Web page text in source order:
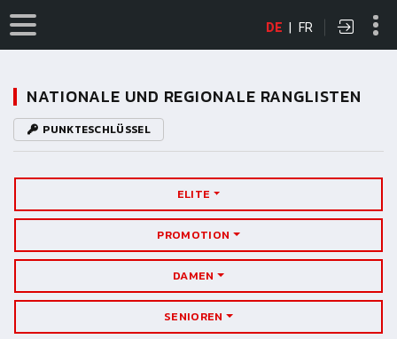
DE | FR
NATIONALE UND REGIONALE RANGLISTEN
PUNKTESCHLÜSSEL
ELITE
PROMOTION
DAMEN
SENIOREN